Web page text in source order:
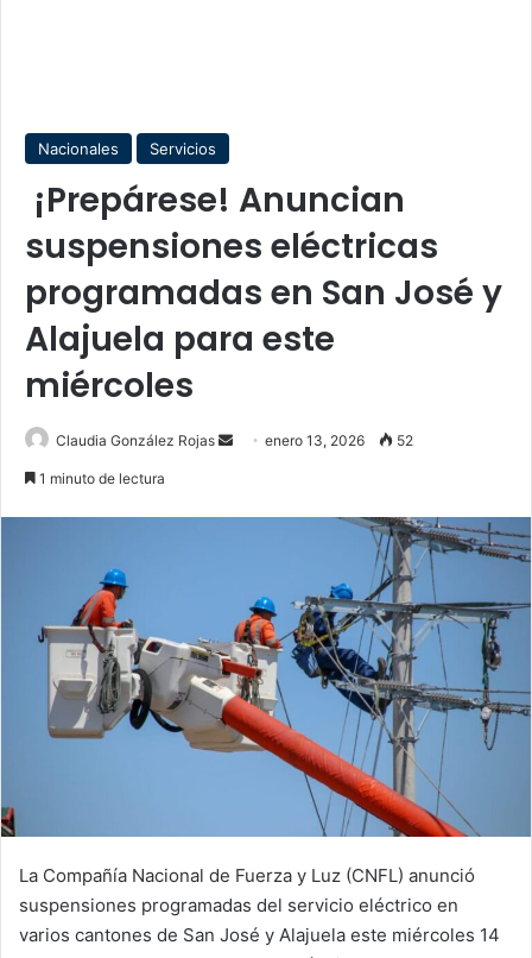
Nacionales Servicios
¡Prepárese! Anuncian
suspensiones eléctricas
programadas en San José y
Alajuela para este
miércoles
Claudia González Rojas
Sendenero 13, 2026 52
1 minuto de lectura
La Compañía Nacional de Fuerza y Luz (CNFL) anunció
suspensiones programadas del servicio eléctrico en
varios cantones de San José y Alajuela este miércoles 14